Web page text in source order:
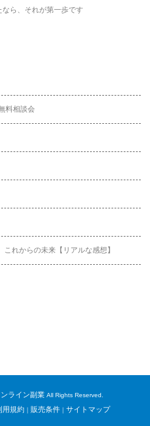
なら、それが第一歩です
料相談会
これからの未来【リアルな感想】
ライン副業All Rights Reserved.
用規約 ｜ 販売条件 ｜ サイトマップ